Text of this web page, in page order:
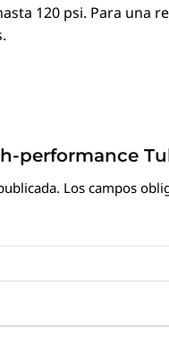
120 psi. Para una
performance
Los campos